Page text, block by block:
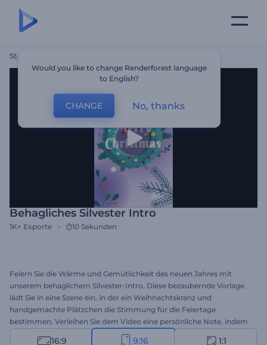
Startseite
Behagliches Silvester Intro
1K+ Exporte 10 Sekunden
Feiern Sie die Wärme und Gemütlichkeit des neuen Jahres mit
unserem behaglichem Silvester-Intro. Diese bezaubernde Vorlage
lädt Sie in eine Szene ein, in der ein Weihnachtskranz und
handgemachte Plätzchen die Stimmung für die Feiertage
bestimmen. Verleihen Sie dem Video eine persönliche Note, indem
Sie Ihre herzlichen Botschaften verfassen, Ihr Logo hochladen und
16:9 9:16 1:1
Would you like to change Renderforest language
to English?
CHANGE No, thanks